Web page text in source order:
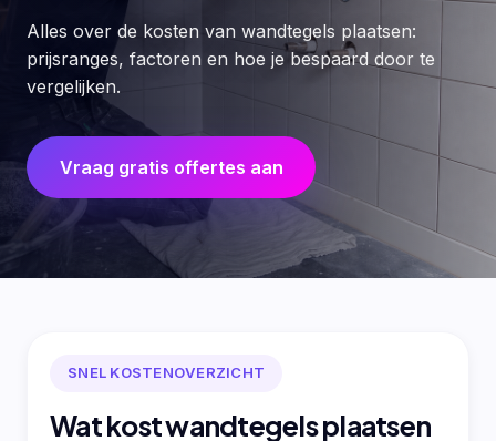
Alles over de kosten van wandtegels plaatsen:
prijsranges, factoren en hoe je bespaard door te
vergelijken.
Vraag gratis offertes aan
SNEL KOSTENOVERZICHT
Wat kost wandtegels plaatsen